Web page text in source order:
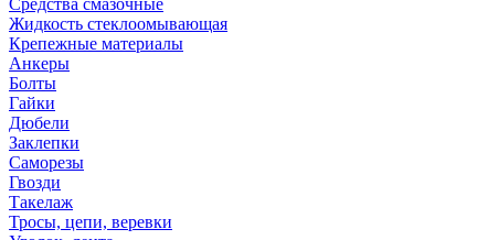
Средства смазочные
Жидкость стеклоомывающая
Крепежные материалы
Анкеры
Болты
Гайки
Дюбели
Заклепки
Саморезы
Гвозди
Такелаж
Тросы, цепи, веревки